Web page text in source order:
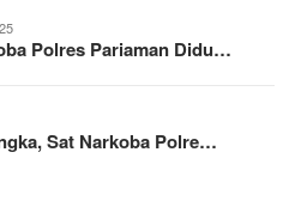
Polres Pariaman Didu…
Sat Narkoba Polre…